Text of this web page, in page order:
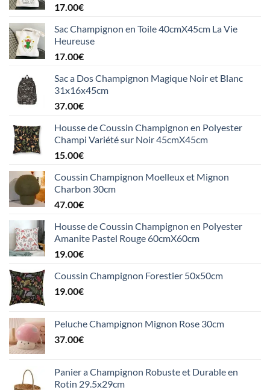
17.00€
Sac Champignon en Toile 40cmX45cm La Vie
Heureuse
17.00€
Sac a Dos Champignon Magique Noir et Blanc
31x16x45cm
37.00€
Housse de Coussin Champignon en Polyester
Champi Variété sur Noir 45cmX45cm
15.00€
Coussin Champignon Moelleux et Mignon
Charbon 30cm
47.00€
Housse de Coussin Champignon en Polyester
Amanite Pastel Rouge 60cmX60cm
19.00€
Coussin Champignon Forestier 50x50cm
19.00€
Peluche Champignon Mignon Rose 30cm
37.00€
Panier a Champignon Robuste et Durable en
Rotin 29.5x29cm